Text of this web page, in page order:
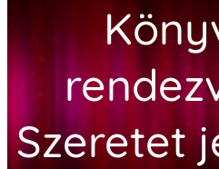
Szeretet